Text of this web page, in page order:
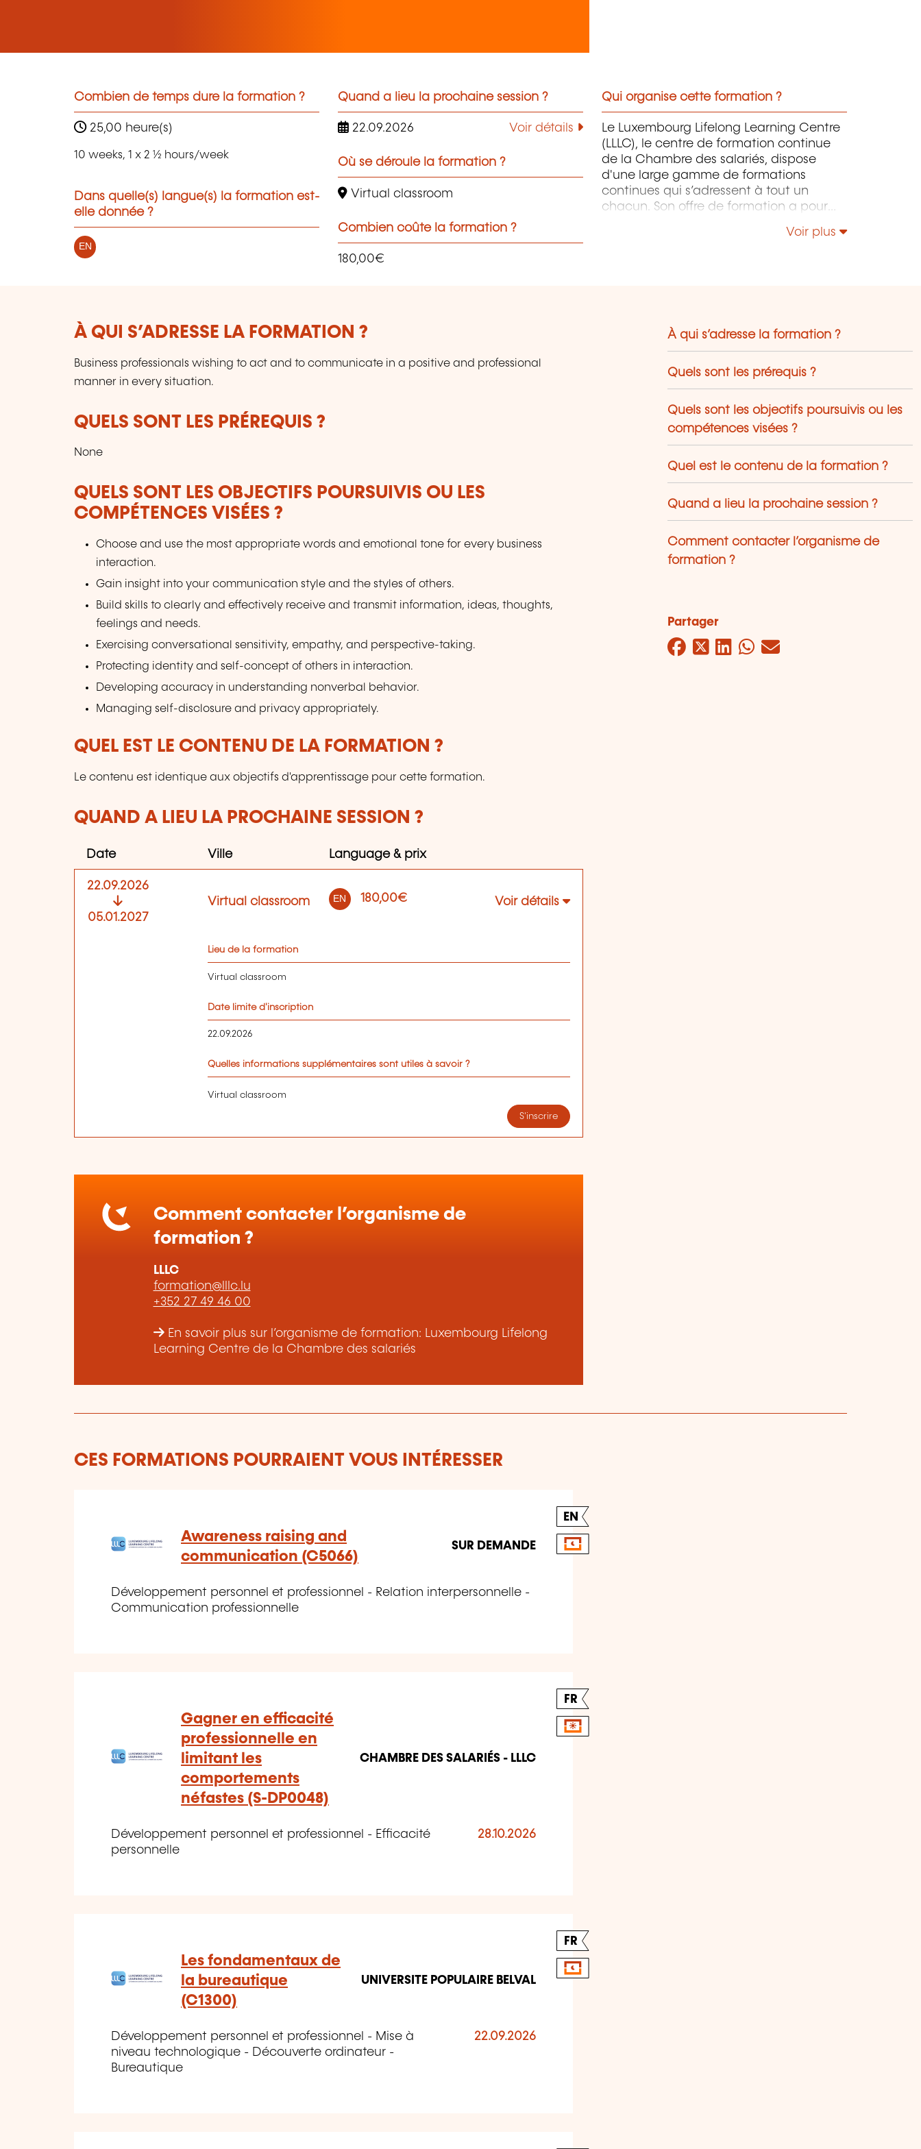
Combien de temps dure la formation ?
25,00 heure(s)
10 weeks, 1 x 2 ½ hours/week
Dans quelle(s) langue(s) la formation est-
elle donnée ?
EN
Quand a lieu la prochaine session ?
22.09.2026 Voir détails
Où se déroule la formation ?
Virtual classroom
Combien coûte la formation ?
180,00€
Qui organise cette formation ?
Le Luxembourg Lifelong Learning Centre
(LLLC), le centre de formation continue
de la Chambre des salariés, dispose
d'une large gamme de formations
continues qui s’adressent à tout un
chacun. Son offre de formation a pour
autant que possible du savoir-faire
parcours professionnels. Le LLLC propose
une panoplie importante de formations:
des cours du soir; des séminaires, qui
peuvent être adaptés sur mesure selon
formations universitaires; des formations
spécialisées; des formations pour seniors;
des certifications professionnelles.
Voir plus
À QUI S’ADRESSE LA FORMATION ?
Business professionals wishing to act and to communicate in a positive and professional
manner in every situation.
QUELS SONT LES PRÉREQUIS ?
None
QUELS SONT LES OBJECTIFS POURSUIVIS OU LES
COMPÉTENCES VISÉES ?
Choose and use the most appropriate words and emotional tone for every business
interaction.
Gain insight into your communication style and the styles of others.
Build skills to clearly and effectively receive and transmit information, ideas, thoughts,
feelings and needs.
Exercising conversational sensitivity, empathy, and perspective-taking.
Protecting identity and self-concept of others in interaction.
Developing accuracy in understanding nonverbal behavior.
Managing self-disclosure and privacy appropriately.
QUEL EST LE CONTENU DE LA FORMATION ?
Le contenu est identique aux objectifs d'apprentissage pour cette formation.
QUAND A LIEU LA PROCHAINE SESSION ?
Date Ville Language & prix
22.09.2026
05.01.2027
Virtual classroom EN 180,00€ Voir détails
Lieu de la formation
Virtual classroom
Date limite d'inscription
22.09.2026
Quelles informations supplémentaires sont utiles à savoir ?
Virtual classroom
S'inscrire
Comment contacter l’organisme de
formation ?
LLLC
formation@lllc.lu
+352 27 49 46 00
En savoir plus sur l’organisme de formation: Luxembourg Lifelong
Learning Centre de la Chambre des salariés
À qui s’adresse la formation ?
Quels sont les prérequis ?
Quels sont les objectifs poursuivis ou les
compétences visées ?
Quel est le contenu de la formation ?
Quand a lieu la prochaine session ?
Comment contacter l’organisme de
formation ?
Partager
Facebook
Twitter
LinkedIn
WhatsApp
Mail
CES FORMATIONS POURRAIENT VOUS INTÉRESSER
EN
Awareness raising and
communication (C5066)
SUR DEMANDE
Développement personnel et professionnel - Relation interpersonnelle -
Communication professionnelle
FR
Gagner en efficacité
professionnelle en
limitant les
comportements
néfastes (S-DP0048)
CHAMBRE DES SALARIÉS - LLLC
Développement personnel et professionnel - Efficacité
personnelle
28.10.2026
FR
Les fondamentaux de
la bureautique
(C1300)
UNIVERSITE POPULAIRE BELVAL
Développement personnel et professionnel - Mise à
niveau technologique - Découverte ordinateur -
Bureautique
22.09.2026